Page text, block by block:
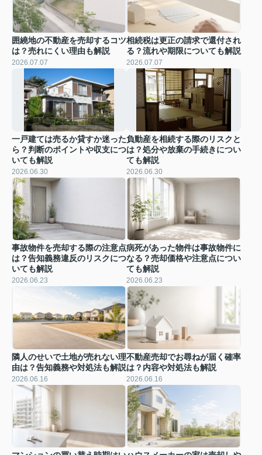
囲繞地の不動産を売却するコツ
は？売れにくい理由も解説
2026.07.07
相続税は更正の請求で還付され
る？流れや期限についても解説
2026.07.07
一戸建ては売るか貸すか迷った
ら？判断のポイントや収支につ
いても解説
2026.06.30
負動産を相続する際のリスクと
は？処分や放棄の手続きについ
ても解説
2026.06.30
事故物件を売却する際の注意点
は？告知義務違反のリスクにつ
いても解説
2026.06.23
病死があった物件は事故物件に
なる？売却価格や注意点につい
ても解説
2026.06.23
隣人のせいで土地が売れない理
由は？告知義務や対処法も解説
2026.06.16
不動産売却でお尋ねが届く確率
は？内容や対処法も解説
2026.06.16